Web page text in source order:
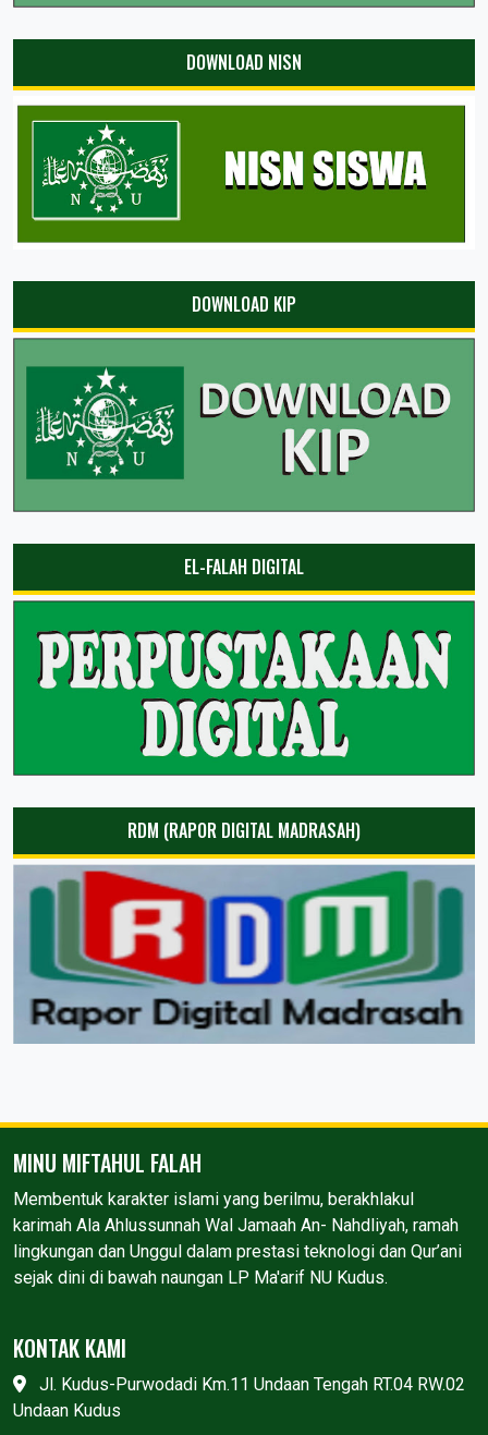
DOWNLOAD NISN
DOWNLOAD KIP
EL-FALAH DIGITAL
RDM (RAPOR DIGITAL MADRASAH)
MINU MIFTAHUL FALAH
Membentuk karakter islami yang berilmu, berakhlakul
karimah Ala Ahlussunnah Wal Jamaah An- Nahdliyah, ramah
lingkungan dan Unggul dalam prestasi teknologi dan Qur’ani
sejak dini di bawah naungan LP Ma'arif NU Kudus.
KONTAK KAMI
Jl. Kudus-Purwodadi Km.11 Undaan Tengah RT.04 RW.02
Undaan Kudus